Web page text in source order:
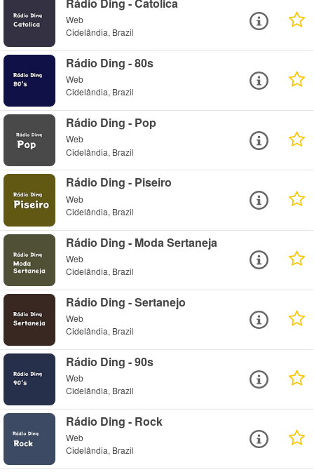
Web
Cidelândia, Brazil
Rádio Ding - 80s
Web
Cidelândia, Brazil
Rádio Ding - Pop
Web
Cidelândia, Brazil
Rádio Ding - Piseiro
Web
Cidelândia, Brazil
Rádio Ding - Moda Sertaneja
Web
Cidelândia, Brazil
Rádio Ding - Sertanejo
Web
Cidelândia, Brazil
Rádio Ding - 90s
Web
Cidelândia, Brazil
Rádio Ding - Rock
Web
Cidelândia, Brazil